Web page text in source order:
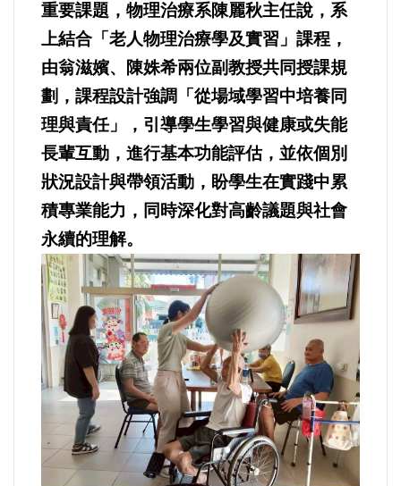
交通運輸
中美台
正能量
餐飲美食
蔬/素食
法制/司法/監督
防災/救災
考試/監察
國安/國防/外交
重要課題，物理治療系陳麗秋主任說，系
上結合「老人物理治療學及實習」課程，
由翁滋嬪、陳姝希兩位副教授共同授課規
劃，課程設計強調「從場域學習中培養同
理與責任」，引導學生學習與健康或失能
長輩互動，進行基本功能評估，並依個別
狀況設計與帶領活動，盼學生在實踐中累
積專業能力，同時深化對高齡議題與社會
永續的理解。